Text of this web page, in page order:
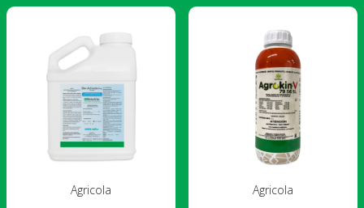
Agricola Agricola